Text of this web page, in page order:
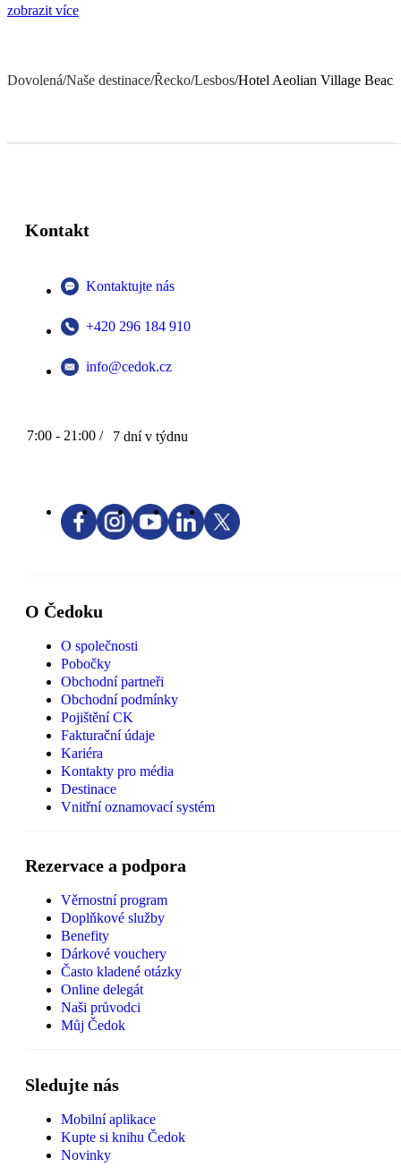
zobrazit více
Dovolená/Naše destinace/Řecko/Lesbos/Hotel Aeolian Village
Kontakt
Kontaktujte nás
+420 296 184 910
info@cedok.cz
7:00 - 21:00 / 7 dní v týdnu
O Čedoku
O společnosti
Pobočky
Obchodní partneři
Obchodní podmínky
Pojištění CK
Fakturační údaje
Kariéra
Kontakty pro média
Destinace
Vnitřní oznamovací systém
Rezervace a podpora
Věrnostní program
Doplňkové služby
Benefity
Dárkové vouchery
Často kladené otázky
Online delegát
Naši průvodci
Můj Čedok
Sledujte nás
Mobilní aplikace
Kupte si knihu Čedok
Novinky